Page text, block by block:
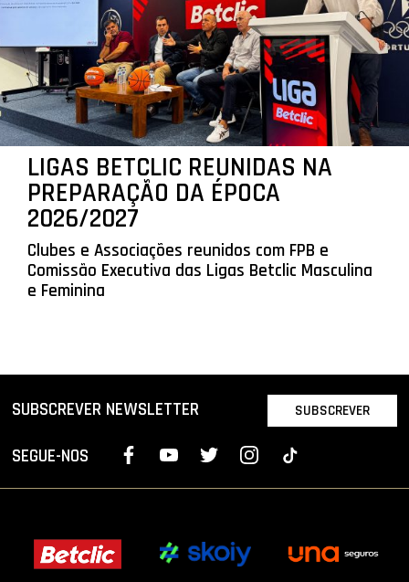
LIGAS BETCLIC REUNIDAS NA
PREPARAÇÃO DA ÉPOCA
2026/2027
Clubes e Associações reunidos com FPB e
Comissão Executiva das Ligas Betclic Masculina
e Feminina
SUBSCREVER NEWSLETTER SUBSCREVER
SEGUE-NOS